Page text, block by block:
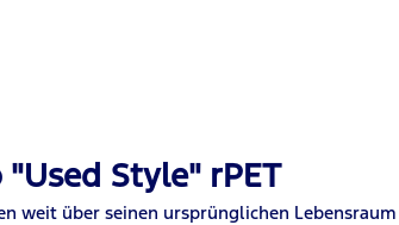
Style" rPET
weit über seinen ursprünglichen Lebensraum